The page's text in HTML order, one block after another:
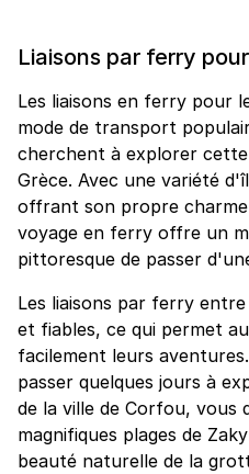
Liaisons par ferry
Les liaisons en ferry pour
mode de transport
cherchent à explorer
Grèce. Avec une variété
offrant son propre
voyage en ferry offre un
pittoresque de passer
Les liaisons par ferry
et fiables, ce qui permet
facilement leurs
passer quelques jours à
de la ville de Corfou, vous
magnifiques plages de
beauté naturelle de la